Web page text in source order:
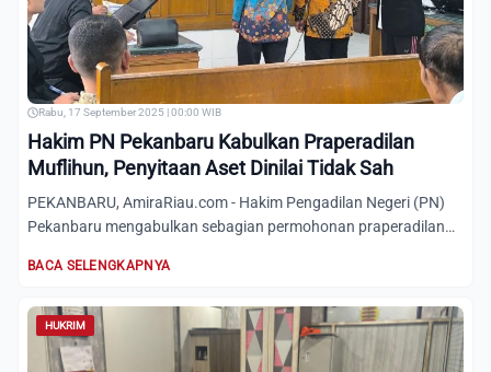
Rabu, 17 September 2025 | 00:00 WIB
Hakim PN Pekanbaru Kabulkan Praperadilan
Muflihun, Penyitaan Aset Dinilai Tidak Sah
PEKANBARU, AmiraRiau.com - Hakim Pengadilan Negeri (PN)
Pekanbaru mengabulkan sebagian permohonan praperadilan
BACA SELENGKAPNYA
HUKRIM